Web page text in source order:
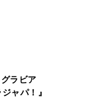
ラビア
ャパ！』